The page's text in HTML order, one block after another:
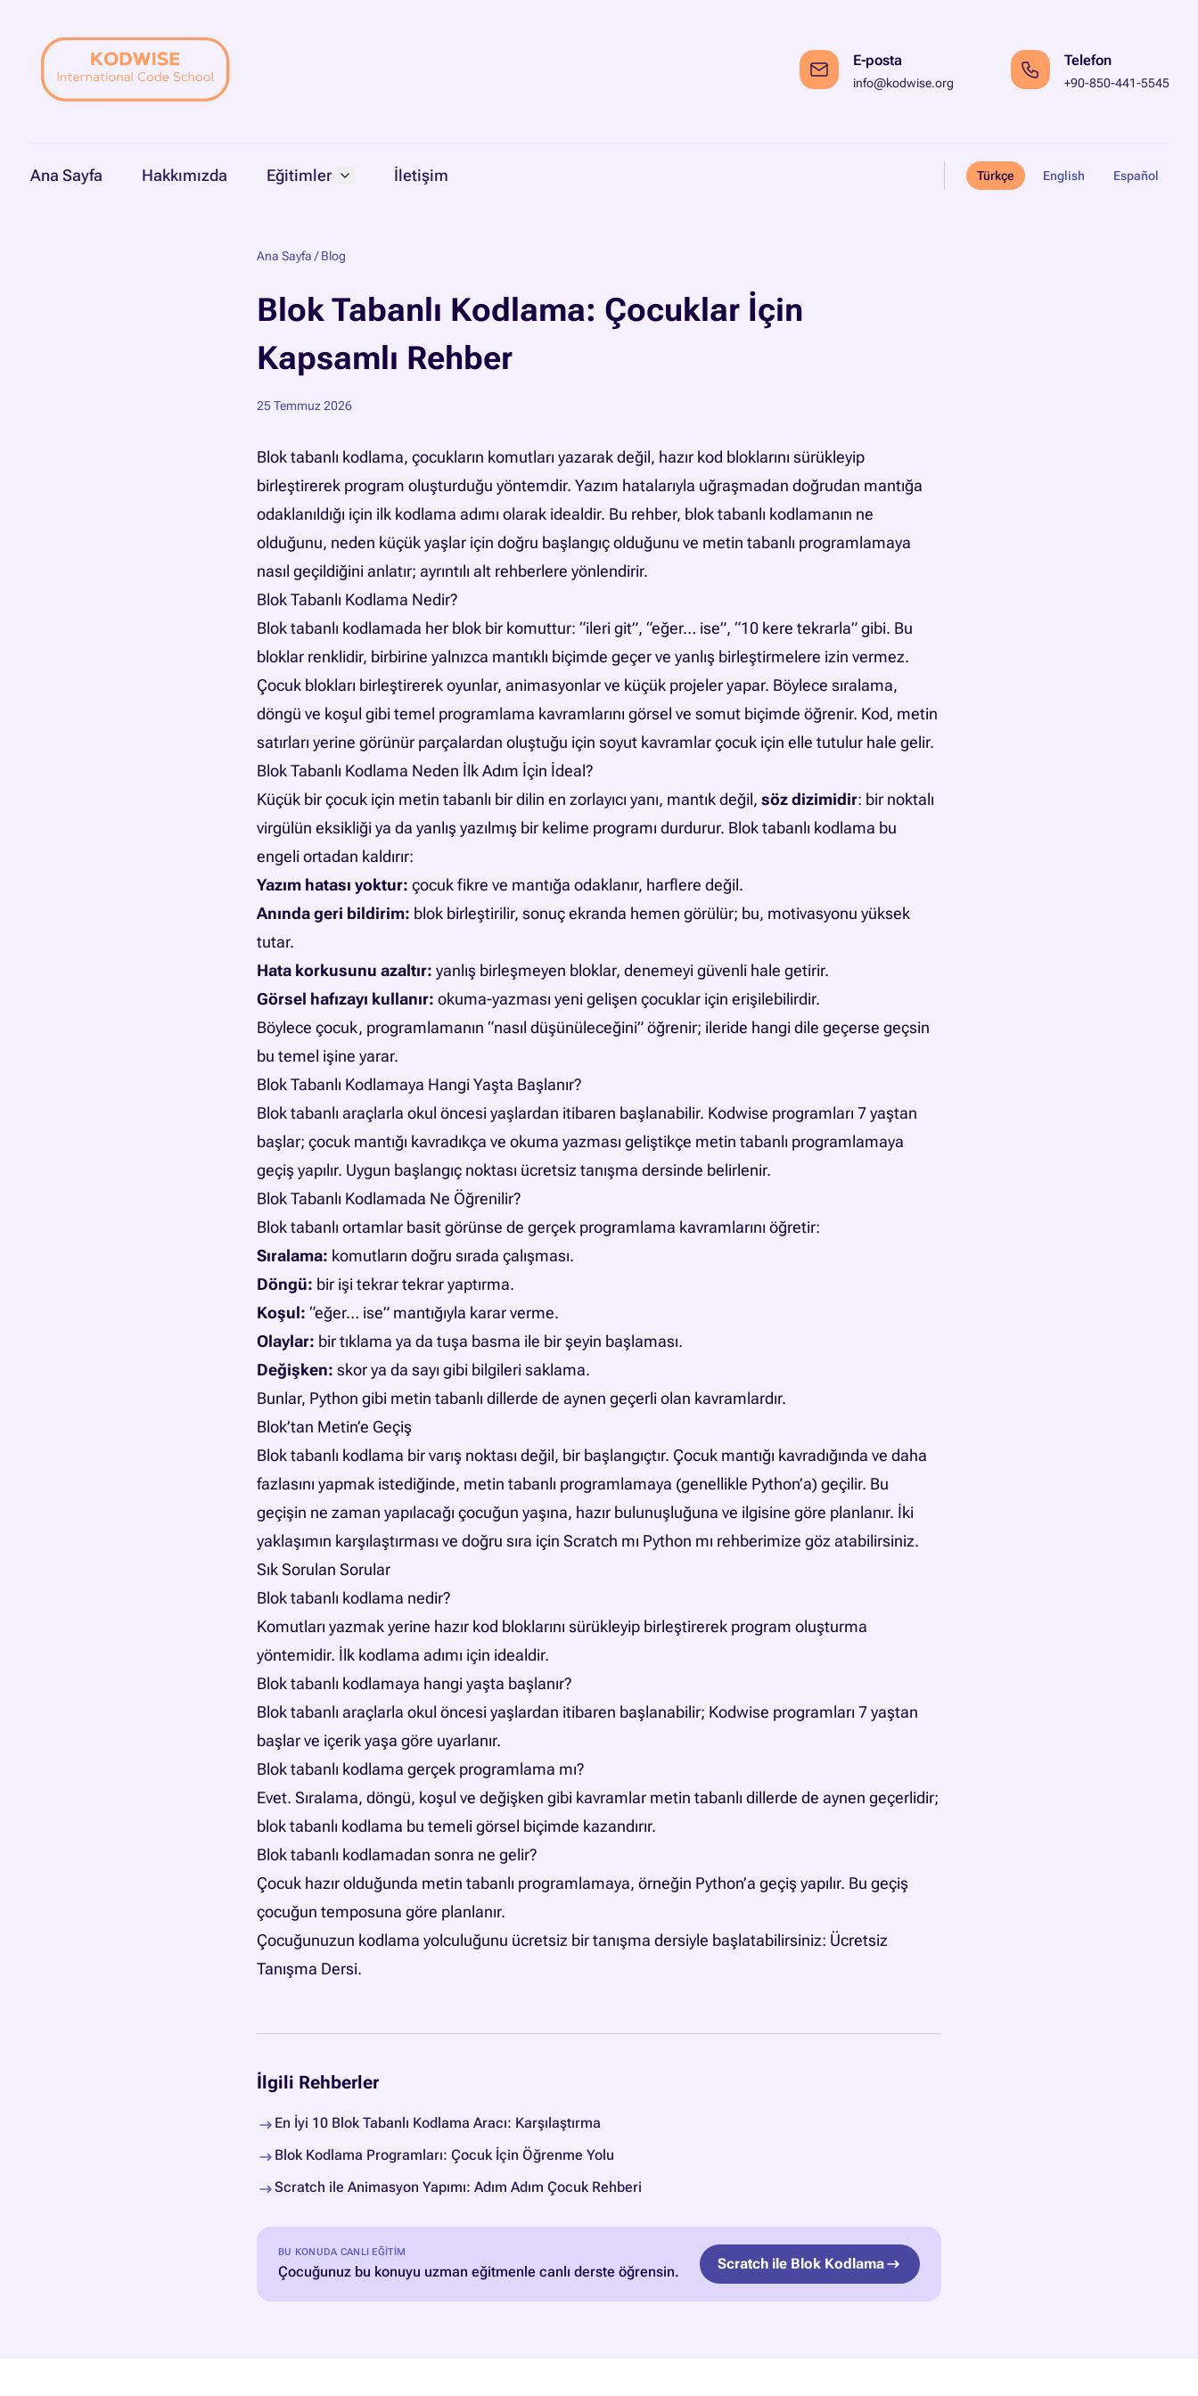
E-posta
info@kodwise.org
Telefon
+90-850-441-5545
Ana Sayfa Hakkımızda Eğitimler İletişim Türkçe English Español
Ana Sayfa /Blog
Blok Tabanlı Kodlama: Çocuklar İçin
Kapsamlı Rehber
25 Temmuz 2026
Blok tabanlı kodlama, çocukların komutları yazarak değil, hazır kod bloklarını sürükleyip
birleştirerek program oluşturduğu yöntemdir. Yazım hatalarıyla uğraşmadan doğrudan mantığa
odaklanıldığı için ilk kodlama adımı olarak idealdir. Bu rehber, blok tabanlı kodlamanın ne
olduğunu, neden küçük yaşlar için doğru başlangıç olduğunu ve metin tabanlı programlamaya
nasıl geçildiğini anlatır; ayrıntılı alt rehberlere yönlendirir.
Blok Tabanlı Kodlama Nedir?
Blok tabanlı kodlamada her blok bir komuttur: “ileri git”, “eğer… ise”, “10 kere tekrarla” gibi. Bu
bloklar renklidir, birbirine yalnızca mantıklı biçimde geçer ve yanlış birleştirmelere izin vermez.
Çocuk blokları birleştirerek oyunlar, animasyonlar ve küçük projeler yapar. Böylece sıralama,
döngü ve koşul gibi temel programlama kavramlarını görsel ve somut biçimde öğrenir. Kod, metin
satırları yerine görünür parçalardan oluştuğu için soyut kavramlar çocuk için elle tutulur hale gelir.
Blok Tabanlı Kodlama Neden İlk Adım İçin İdeal?
Küçük bir çocuk için metin tabanlı bir dilin en zorlayıcı yanı, mantık değil, söz dizimidir: bir noktalı
virgülün eksikliği ya da yanlış yazılmış bir kelime programı durdurur. Blok tabanlı kodlama bu
engeli ortadan kaldırır:
Yazım hatası yoktur: çocuk fikre ve mantığa odaklanır, harflere değil.
Anında geri bildirim: blok birleştirilir, sonuç ekranda hemen görülür; bu, motivasyonu yüksek
tutar.
Hata korkusunu azaltır: yanlış birleşmeyen bloklar, denemeyi güvenli hale getirir.
Görsel hafızayı kullanır: okuma-yazması yeni gelişen çocuklar için erişilebilirdir.
Böylece çocuk, programlamanın “nasıl düşünüleceğini” öğrenir; ileride hangi dile geçerse geçsin
bu temel işine yarar.
Blok Tabanlı Kodlamaya Hangi Yaşta Başlanır?
Blok tabanlı araçlarla okul öncesi yaşlardan itibaren başlanabilir. Kodwise programları 7 yaştan
başlar; çocuk mantığı kavradıkça ve okuma yazması geliştikçe metin tabanlı programlamaya
geçiş yapılır. Uygun başlangıç noktası ücretsiz tanışma dersinde belirlenir.
Blok Tabanlı Kodlamada Ne Öğrenilir?
Blok tabanlı ortamlar basit görünse de gerçek programlama kavramlarını öğretir:
Sıralama: komutların doğru sırada çalışması.
Döngü: bir işi tekrar tekrar yaptırma.
Koşul: “eğer… ise” mantığıyla karar verme.
Olaylar: bir tıklama ya da tuşa basma ile bir şeyin başlaması.
Değişken: skor ya da sayı gibi bilgileri saklama.
Bunlar, Python gibi metin tabanlı dillerde de aynen geçerli olan kavramlardır.
Blok’tan Metin’e Geçiş
Blok tabanlı kodlama bir varış noktası değil, bir başlangıçtır. Çocuk mantığı kavradığında ve daha
fazlasını yapmak istediğinde, metin tabanlı programlamaya (genellikle Python’a) geçilir. Bu
geçişin ne zaman yapılacağı çocuğun yaşına, hazır bulunuşluğuna ve ilgisine göre planlanır. İki
yaklaşımın karşılaştırması ve doğru sıra için Scratch mı Python mı rehberimize göz atabilirsiniz.
Sık Sorulan Sorular
Blok tabanlı kodlama nedir?
Komutları yazmak yerine hazır kod bloklarını sürükleyip birleştirerek program oluşturma
yöntemidir. İlk kodlama adımı için idealdir.
Blok tabanlı kodlamaya hangi yaşta başlanır?
Blok tabanlı araçlarla okul öncesi yaşlardan itibaren başlanabilir; Kodwise programları 7 yaştan
başlar ve içerik yaşa göre uyarlanır.
Blok tabanlı kodlama gerçek programlama mı?
Evet. Sıralama, döngü, koşul ve değişken gibi kavramlar metin tabanlı dillerde de aynen geçerlidir;
blok tabanlı kodlama bu temeli görsel biçimde kazandırır.
Blok tabanlı kodlamadan sonra ne gelir?
Çocuk hazır olduğunda metin tabanlı programlamaya, örneğin Python’a geçiş yapılır. Bu geçiş
çocuğun temposuna göre planlanır.
Çocuğunuzun kodlama yolculuğunu ücretsiz bir tanışma dersiyle başlatabilirsiniz: Ücretsiz
Tanışma Dersi.
İlgili Rehberler
En İyi 10 Blok Tabanlı Kodlama Aracı: Karşılaştırma
Blok Kodlama Programları: Çocuk İçin Öğrenme Yolu
Scratch ile Animasyon Yapımı: Adım Adım Çocuk Rehberi
BU KONUDA CANLI EĞITIM
Çocuğunuz bu konuyu uzman eğitmenle canlı derste öğrensin. Scratch ile Blok Kodlama